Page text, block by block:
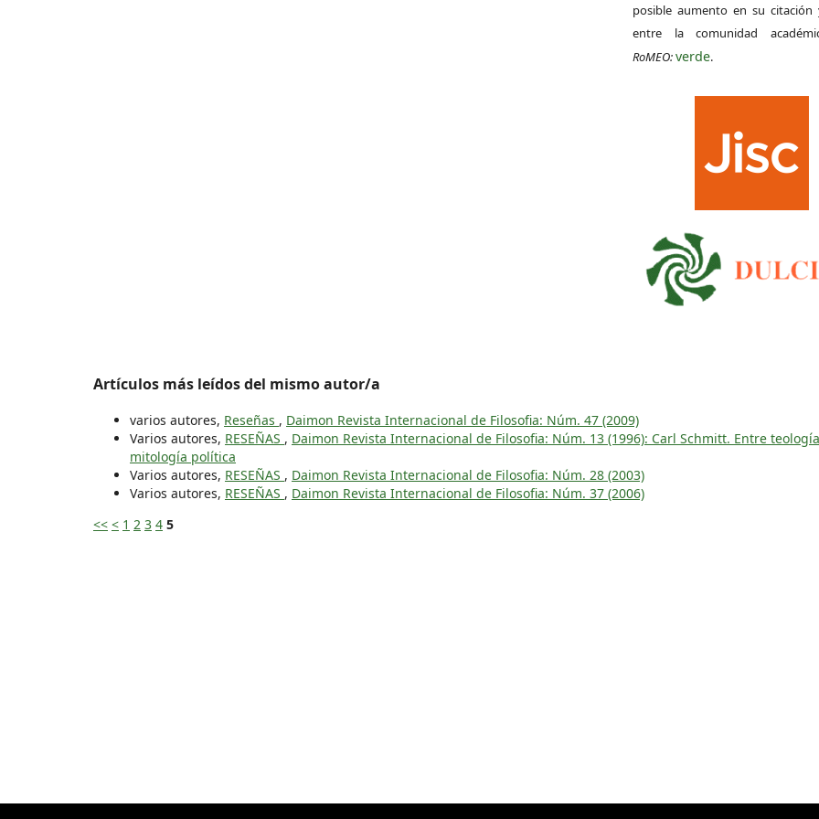
posible aumento en su citación
entre la comunidad
RoMEO:verde.
Artículos más leídos del mismo autor/a
varios autores, Reseñas , Daimon Revista Internacional de Filosofia: Núm. 47 (2009)
Varios autores, RESEÑAS , Daimon Revista Internacional de Filosofia: Núm. 13 (1996): Carl Schmitt. Entre
mitología política
Varios autores, RESEÑAS , Daimon Revista Internacional de Filosofia: Núm. 28 (2003)
Varios autores, RESEÑAS , Daimon Revista Internacional de Filosofia: Núm. 37 (2006)
<< < 1 2 3 4 5